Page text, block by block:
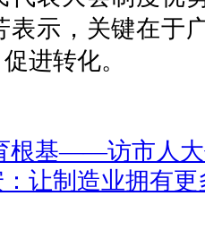
表示，关键在于
进转化。
根基——访市人
让制造业拥有更